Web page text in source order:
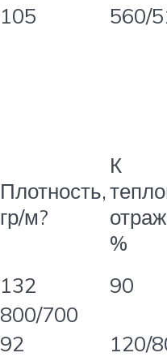
105
560/
Плотность,
гр/м?
К
%
132
90
800/700
92 120/